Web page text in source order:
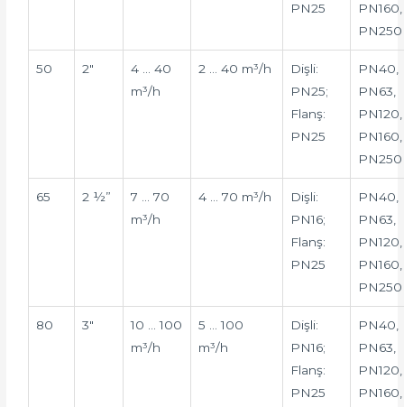
PN25
PN160,
PN250
50 2″
4 … 40
m³/h
2 … 40 m³/h
Dişli:
PN25;
Flanş:
PN25
PN40,
PN63,
PN120,
PN160,
PN250
65 2 ½”
7 … 70
m³/h
4 … 70 m³/h
Dişli:
PN16;
Flanş:
PN25
PN40,
PN63,
PN120,
PN160,
PN250
80 3″
10 … 100
m³/h
5 … 100
m³/h
Dişli:
PN16;
Flanş:
PN25
PN40,
PN63,
PN120,
PN160,